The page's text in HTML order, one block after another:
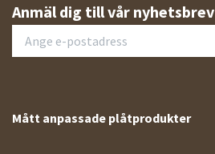
Anmäl dig till vår nyhetsbrev
Mått anpassade plåtprodukter